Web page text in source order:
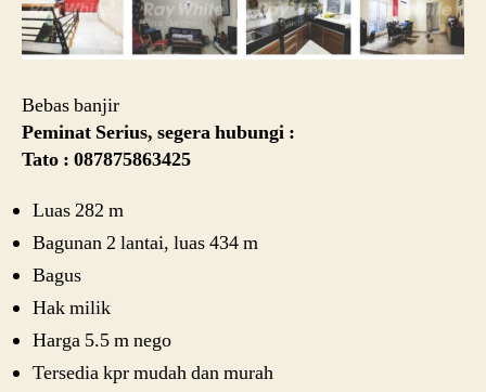
Bebas banjir
Peminat Serius, segera hubungi :
Tato : 087875863425
Luas 282 m
Bagunan 2 lantai, luas 434 m
Bagus
Hak milik
Harga 5.5 m nego
Tersedia kpr mudah dan murah